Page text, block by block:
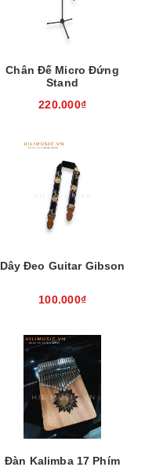
Chân Đế Micro Đứng
Stand
220.000₫
Dây Đeo Guitar Gibson
100.000₫
Đàn Kalimba 17 Phím